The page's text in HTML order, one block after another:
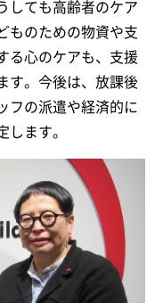
しても高齢者のケア
ものための物資や支
る心のケアも、支援
す。今後は、放課後
フの派遣や経済的に
します。